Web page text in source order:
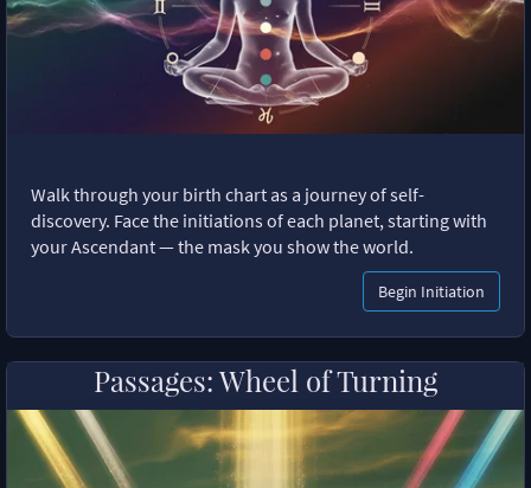
Walk through your birth chart as a journey of self-
discovery. Face the initiations of each planet, starting with
your Ascendant — the mask you show the world.
Begin Initiation
Passages: Wheel of Turning